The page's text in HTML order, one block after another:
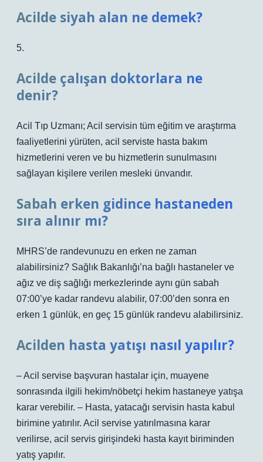
Acilde siyah alan ne demek?
5.
Acilde çalışan doktorlara ne
denir?
Acil Tıp Uzmanı; Acil servisin tüm eğitim ve araştırma
faaliyetlerini yürüten, acil serviste hasta bakım
hizmetlerini veren ve bu hizmetlerin sunulmasını
sağlayan kişilere verilen mesleki ünvandır.
Sabah erken gidince hastaneden
sıra alınır mı?
MHRS’de randevunuzu en erken ne zaman
alabilirsiniz? Sağlık Bakanlığı’na bağlı hastaneler ve
ağız ve diş sağlığı merkezlerinde aynı gün sabah
07:00’ye kadar randevu alabilir, 07:00’den sonra en
erken 1 günlük, en geç 15 günlük randevu alabilirsiniz.
Acilden hasta yatışı nasıl yapılır?
– Acil servise başvuran hastalar için, muayene
sonrasında ilgili hekim/nöbetçi hekim hastaneye yatışa
karar verebilir. – Hasta, yatacağı servisin hasta kabul
birimine yatırılır. Acil servise yatırılmasına karar
verilirse, acil servis girişindeki hasta kayıt biriminden
yatış yapılır.